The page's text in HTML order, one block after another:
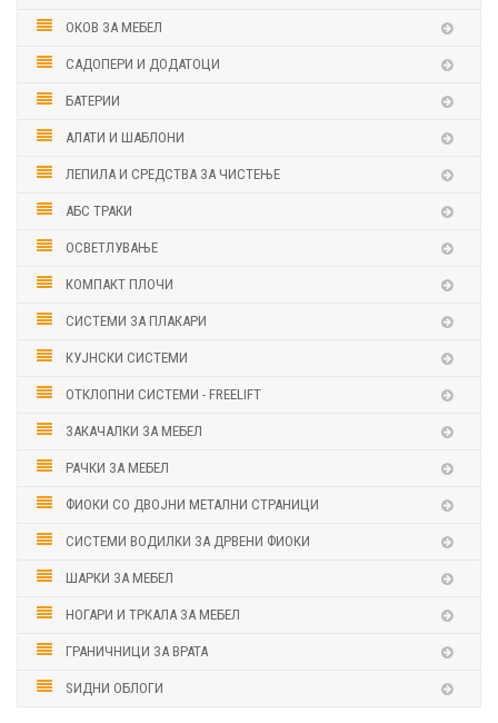
ОКОВ ЗА МЕБЕЛ
САДОПЕРИ И ДОДАТОЦИ
БАТЕРИИ
АЛАТИ И ШАБЛОНИ
ЛЕПИЛА И СРЕДСТВА ЗА ЧИСТЕЊЕ
АБС ТРАКИ
ОСВЕТЛУВАЊЕ
КОМПАКТ ПЛОЧИ
СИСТЕМИ ЗА ПЛАКАРИ
КУЈНСКИ СИСТЕМИ
ОТКЛОПНИ СИСТЕМИ - FREELIFT
ЗАКАЧАЛКИ ЗА МЕБЕЛ
РАЧКИ ЗА МЕБЕЛ
ФИОКИ СО ДВОЈНИ МЕТАЛНИ СТРАНИЦИ
СИСТЕМИ ВОДИЛКИ ЗА ДРВЕНИ ФИОКИ
ШАРКИ ЗА МЕБЕЛ
НОГАРИ И ТРКАЛА ЗА МЕБЕЛ
ГРАНИЧНИЦИ ЗА ВРАТА
ЅИДНИ ОБЛОГИ